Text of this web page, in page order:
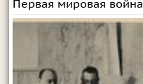
Первая мировая война